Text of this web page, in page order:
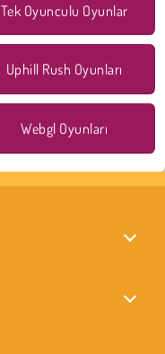
Tek Oyunculu Oyunlar
Uphill Rush Oyunları
Webgl Oyunları